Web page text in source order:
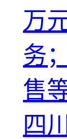
万
务
售
四